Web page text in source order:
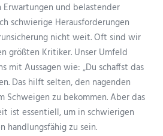
Erwartungen und belastender
schwierige Herausforderungen
nicht weit. Oft sind wir
größten Kritiker. Unser Umfeld
mit Aussagen wie: „Du schaffst das
Das hilft selten, den nagenden
Schweigen zu bekommen. Aber das
ist essentiell, um in schwierigen
handlungsfähig zu sein.